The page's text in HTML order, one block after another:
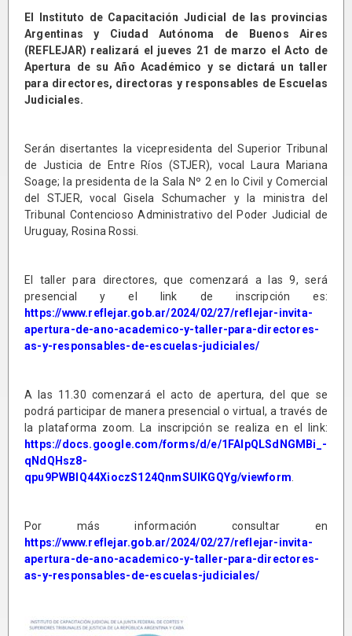
El Instituto de Capacitación Judicial de las provincias
Argentinas y Ciudad Autónoma de Buenos Aires
(REFLEJAR) realizará el jueves 21 de marzo el Acto de
Apertura de su Año Académico y se dictará un taller
para directores, directoras y responsables de Escuelas
Judiciales.
Serán disertantes la vicepresidenta del Superior Tribunal
de Justicia de Entre Ríos (STJER), vocal Laura Mariana
Soage; la presidenta de la Sala Nº 2 en lo Civil y Comercial
del STJER, vocal Gisela Schumacher y la ministra del
Tribunal Contencioso Administrativo del Poder Judicial de
Uruguay, Rosina Rossi.
El taller para directores, que comenzará a las 9, será
presencial y el link de inscripción es:
https://www.reflejar.gob.ar/2024/02/27/reflejar-invita-
apertura-de-ano-academico-y-taller-para-directores-
as-y-responsables-de-escuelas-judiciales/
A las 11.30 comenzará el acto de apertura, del que se
podrá participar de manera presencial o virtual, a través de
la plataforma zoom. La inscripción se realiza en el link:
https://docs.google.com/forms/d/e/1FAIpQLSdNGMBi_-
qNdQHsz8-
qpu9PWBIQ44XioczS124QnmSUIKGQYg/viewform.
Por más información consultar en
https://www.reflejar.gob.ar/2024/02/27/reflejar-invita-
apertura-de-ano-academico-y-taller-para-directores-
as-y-responsables-de-escuelas-judiciales/